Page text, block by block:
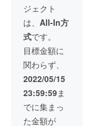
金はお
受けい
たしか
ねま
す。 そ
の他の
注事項
につい
ては
「リス
ク&チャ
レン
ジ」を
度数交
換 初回
無償 [ご
注意] ※
製造状
況によ
り出荷
時期が
遅れる
場合、
早急に
ご連絡
致しま
お届け
予定 [保
証・ア
フター
サポー
ト] ★フ
レー
ム・レ
ンズ 1
年間保
証 ★度
数が合
わな
し付け
くださ
い。
ダーレ
ンズ】
処方箋
やレン
ズ情報
も別注
で承り
ます(詳
細はお
度数な
ら左右
度数違
いも追
加料金
なしで
対応可
能で
希望の
方はご
希望リ
には対
応して
いませ
ん。
【選べ
る度
数】
A:+1.00
〜
G:4.00
の標準
レンズ
度数か
（税
込）に
てご提
供 ・
ペー
パーグ
ラス・
ライト
本体（1
本） ・
専用
ケース
（1個）
ジェクト
は、 All-In方
式です。
目標金額に
関わらず、
2022/05/15
23:59:59ま
でに集まっ
た金額が